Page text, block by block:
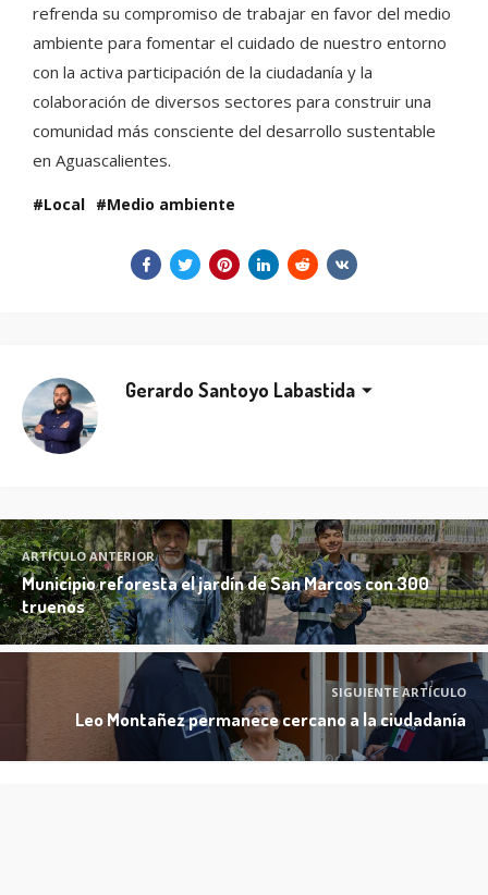
refrenda su compromiso de trabajar en favor del medio
ambiente para fomentar el cuidado de nuestro entorno
con la activa participación de la ciudadanía y la
colaboración de diversos sectores para construir una
comunidad más consciente del desarrollo sustentable
en Aguascalientes.
Local Medio ambiente
Gerardo Santoyo Labastida
ARTÍCULO ANTERIOR
Municipio reforesta el jardín de San Marcos con 300
truenos
SIGUIENTE ARTÍCULO
Leo Montañez permanece cercano a la ciudadanía